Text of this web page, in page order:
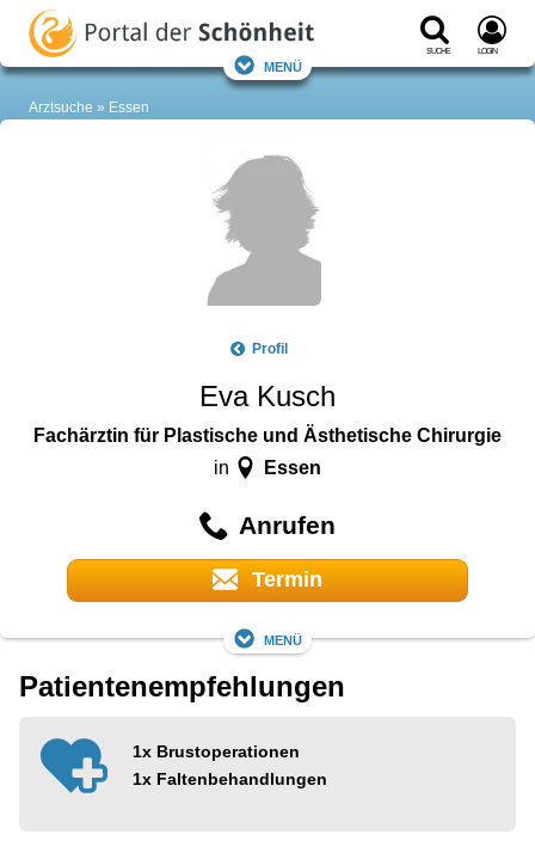
Suche Login
Menü
Arztsuche Essen
Profil
Eva Kusch
Fachärztin für Plastische und Ästhetische Chirurgie
in Essen
Anrufen
Termin
Menü
Patientenempfehlungen
1x Brustoperationen
1x Faltenbehandlungen